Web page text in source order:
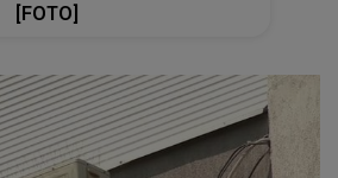
[FOTO]